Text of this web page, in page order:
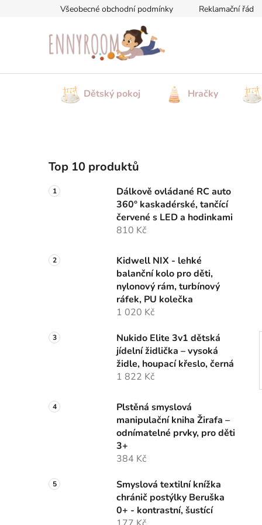
Všeobecné obchodní podmínky Reklamační řád
Dětský pokoj Hračky
o
s
t
n
e
Top 10 produktů
Dálkově ovládané RC auto
360° kaskadérské, tančící
červené s LED a hodinkami
810 Kč
Kidwell NIX - lehké
balanční kolo pro děti,
nylonový rám, turbínový
ráfek, PU kolečka
1 020 Kč
Nukido Elite 3v1 dětská
jídelní židlička – vysoká
židle, houpací křeslo, černá
1 822 Kč
Plstěná smyslová
manipulační kniha Žirafa –
odnímatelné prvky, pro děti
3+
384 Kč
Smyslová textilní knížka
chránič postýlky Beruška
0+ - kontrastní, šustící